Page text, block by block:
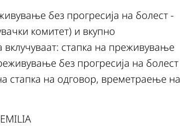
без прогресија на болест -
комитет) и вкупно
стапка на преживување
без прогресија на болест
стапка на одговор, времетраење на